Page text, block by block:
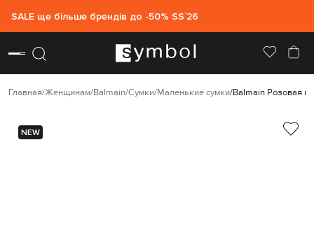
SALE ще більше брендів до -50% SS`26
Главная Женщинам Balmain Сумки Маленькие сумки Balmain Розовая
NEW